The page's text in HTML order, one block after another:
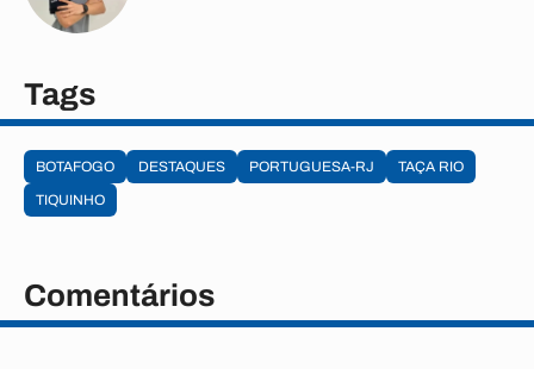
Tags
BOTAFOGO DESTAQUES PORTUGUESA-RJ
TAÇA RIO
TIQUINHO
Comentários